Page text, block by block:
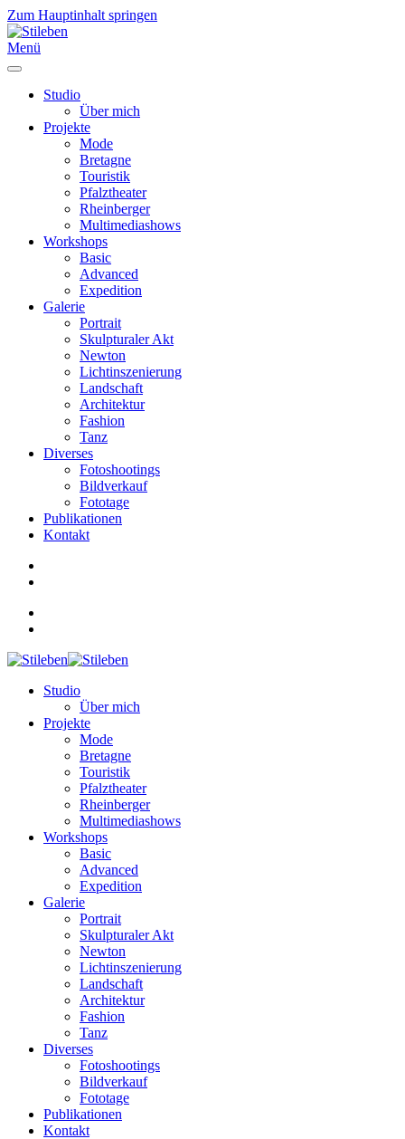
Zum Hauptinhalt springen
Menü
Studio
Über mich
Projekte
Mode
Bretagne
Touristik
Pfalztheater
Rheinberger
Multimediashows
Workshops
Basic
Advanced
Expedition
Galerie
Portrait
Skulpturaler Akt
Newton
Lichtinszenierung
Landschaft
Architektur
Fashion
Tanz
Diverses
Fotoshootings
Bildverkauf
Fototage
Publikationen
Kontakt
Studio
Über mich
Projekte
Mode
Bretagne
Touristik
Pfalztheater
Rheinberger
Multimediashows
Workshops
Basic
Advanced
Expedition
Galerie
Portrait
Skulpturaler Akt
Newton
Lichtinszenierung
Landschaft
Architektur
Fashion
Tanz
Diverses
Fotoshootings
Bildverkauf
Fototage
Publikationen
Kontakt